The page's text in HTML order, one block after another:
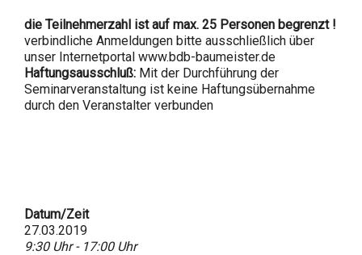
die Teilnehmerzahl ist auf max. 25 Personen begrenzt !
verbindliche Anmeldungen bitte ausschließlich über
unser Internetportal www.bdb-baumeister.de
Haftungsausschluß: Mit der Durchführung der
Seminarveranstaltung ist keine Haftungsübernahme
durch den Veranstalter verbunden
Datum/Zeit
27.03.2019
9:30 Uhr - 17:00 Uhr